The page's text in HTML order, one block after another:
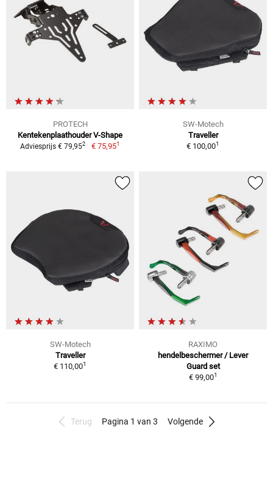
PROTECH
Kentekenplaathouder V-Shape
Adviesprijs € 79,952 € 75,951
SW-Motech
Traveller
€ 100,001
SW-Motech
Traveller
€ 110,001
RAXIMO
hendelbeschermer / Lever
Guard set
€ 99,001
Terug Pagina 1 van 3 Volgende